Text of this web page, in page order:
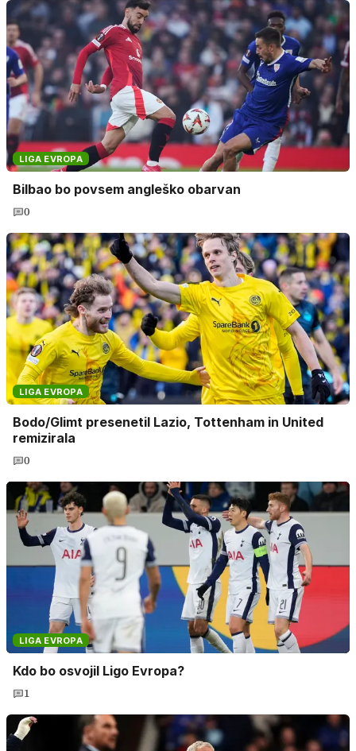
LIGA EVROPA
Bilbao bo povsem angleško obarvan
0
LIGA EVROPA
Bodo/Glimt presenetil Lazio, Tottenham in United
remizirala
0
LIGA EVROPA
Kdo bo osvojil Ligo Evropa?
1